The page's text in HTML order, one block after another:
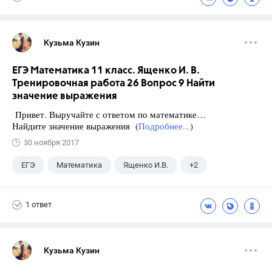
Кузьма Кузин
ЕГЭ Математика 11 класс. Ященко И. В.
Тренировочная работа 26 Вопрос 9 Найти
значение выражения
Привет. Выручайте с ответом по математике…
Найдите значение выражения (Подробнее...)
30 ноября 2017
ЕГЭ Математика Ященко И.В. +2
1 ответ
Кузьма Кузин